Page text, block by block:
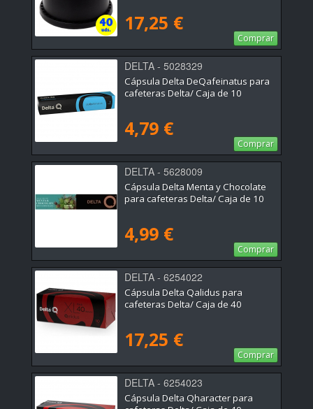
17,25 €
Comprar
DELTA - 5028329
Cápsula Delta DeQafeinatus para
cafeteras Delta/ Caja de 10
4,79 €
Comprar
DELTA - 5628009
Cápsula Delta Menta y Chocolate
para cafeteras Delta/ Caja de 10
4,99 €
Comprar
DELTA - 6254022
Cápsula Delta Qalidus para
cafeteras Delta/ Caja de 40
17,25 €
Comprar
DELTA - 6254023
Cápsula Delta Qharacter para